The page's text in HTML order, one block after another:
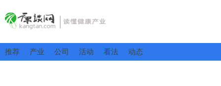
推荐 产业 公司 活动 看法 动态